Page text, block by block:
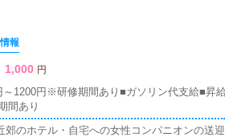
報
1,000 円
～1200円※研修期間あり■ガソリン代支給■昇給
間あり
郊のホテル・自宅への女性コンパニオンの送迎